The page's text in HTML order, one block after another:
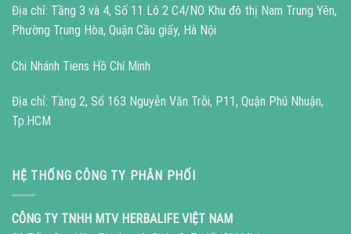
Địa chỉ: Tầng 3 và 4, Số 11 Lô 2 C4/NO Khu đô thị Nam Trung Yên,
Phường Trung Hòa, Quận Cầu giấy, Hà Nội
Chi Nhánh Tiens Hồ Chí Minh
Địa chỉ: Tầng 2, Số 163 Nguyễn Văn Trỗi, P11, Quận Phú Nhuận,
Tp.HCM
HỆ THỐNG CÔNG TY PHÂN PHỐI
CÔNG TY TNHH MTV HERBALIFE VIỆT NAM